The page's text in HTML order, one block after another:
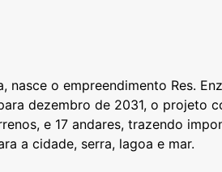
nasce o empreendimento Res.
dezembro de 2031, o projeto
e 17 andares, trazendo
a cidade, serra, lagoa e mar.